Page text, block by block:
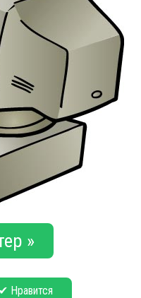
»
✔ Нравится